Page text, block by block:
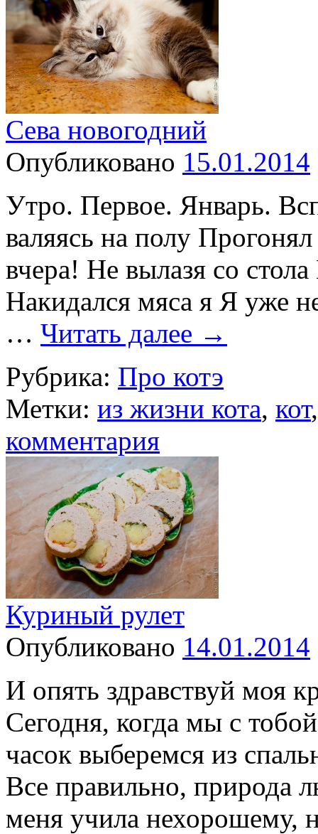
Сева новогодний
Опубликовано 15.01.2014
Утро. Первое. Январь.
валяясь на полу
вчера! Не вылазя со
Накидался мяса я Я уже
… Читать далее →
Рубрика: Про котэ
Метки: из жизни кота, кот
комментария
Куриный рулет
Опубликовано 14.01.2014
И опять здравствуй моя
Сегодня, когда мы с
часок выберемся из
Все правильно, природа
меня учила